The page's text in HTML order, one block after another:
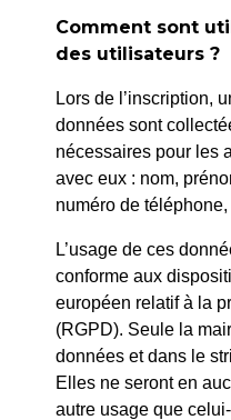
organisme qui est là pour
les personnes en
la Banque alimentaire et
locales.
Contactez le
Madame Delphine
UNIQUEMENT SUR
Du lundi au jeudi :
Le vendredi 8h30 -
Pour prendre rdv
04 42 95 70 70
Comment sont
des utilisateurs ?
Lors de l’inscription,
données sont
nécessaires pour les
avec eux : nom,
numéro de
L’usage de ces
conforme aux
européen relatif à la
(RGPD). Seule la
données et dans le
Elles ne seront en
autre usage que